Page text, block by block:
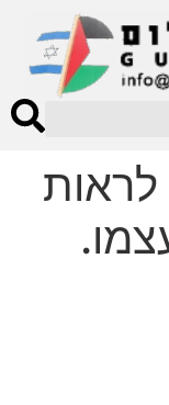
לראות